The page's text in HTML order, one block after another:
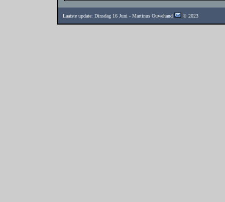
Laatste update: Dinsdag 16 Juni - Martinus Ouwehand © 2023